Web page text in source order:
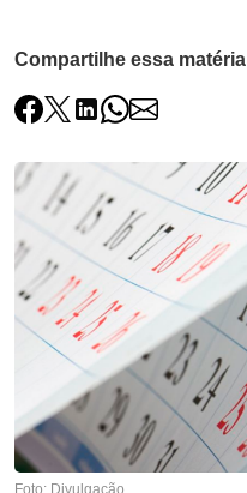
Compartilhe essa matéria